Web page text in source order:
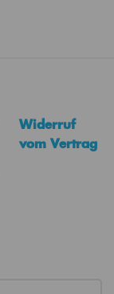
Widerruf
vom Vertrag